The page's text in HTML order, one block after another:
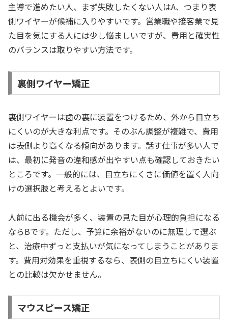
主導で進めたい人、まず失敗したくない人はA、つまり表
側ワイヤーが候補に入りやすいです。営業職や接客業で見
た目を気にする人には少し悩ましいですが、費用と確実性
のバランスは取りやすい方法です。
裏側ワイヤー矯正
裏側ワイヤーは歯の裏に装置をつけるため、外から目立ち
にくいのが大きな利点です。そのぶん調整が複雑で、費用
は表側より高くなる傾向があります。話す仕事が多い人で
は、最初に発音の違和感が出やすい点も確認しておきたい
ところです。一般的には、目立ちにくさに価値を置く人向
けの選択肢と考えるとよいです。
人前に出る機会が多く、装置の見た目が心理的負担になる
ならBです。ただし、予算に余裕がないのに無理して選ぶ
と、治療中ずっと支払いが気になってしまうことがありま
す。費用対効果を重視するなら、表側の目立ちにくい装置
との比較は欠かせません。
マウスピース矯正